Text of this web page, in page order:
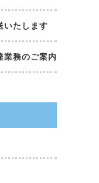
いたします
業務のご案内